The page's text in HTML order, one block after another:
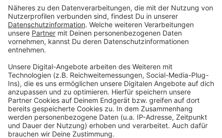
Dr. Christoph Specht:
Wie bei allen Atemwegsinfekten generell, sollte
man durchaus auch das Bett wieder verlassen,
wenn man sich dazu in der Lage fühlt. Aber und
das ist wichtig zu erwähnen: Die sportliche
Aktivität darf nicht zu hoch sein. Es ist Vorsicht
geboten. Wer viel und lange trainiert, möchte
verständlicherweise nicht abbauen und
Muskelmasse beispielsweise verlieren. Lieber